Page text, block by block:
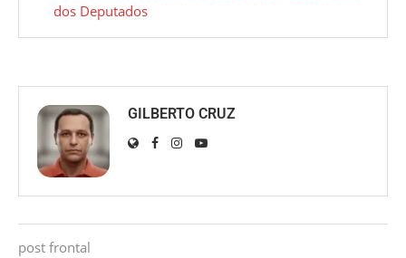
dos Deputados
GILBERTO CRUZ
post frontal